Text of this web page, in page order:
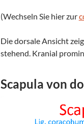
(Wechseln Sie hier zur
Die dorsale Ansicht
stehend. Kranial
Scapula von